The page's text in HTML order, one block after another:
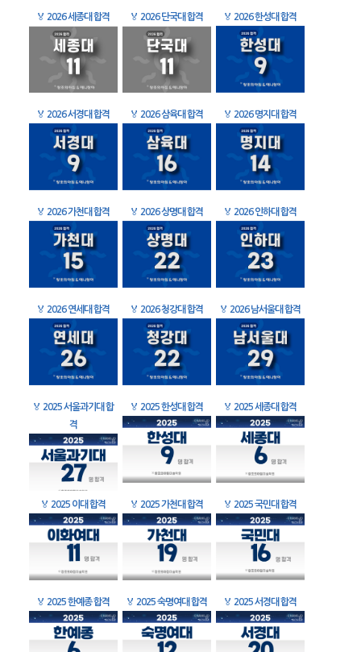
🏅 2026 세종대 합격 🏅 2026 단국대 합격 🏅 2026 한성대 합격
🏅 2026 서경대 합격 🏅 2026 삼육대 합격 🏅 2026 명지대 합격
🏅 2026 가천대 합격 🏅 2026 상명대 합격 🏅 2026 인하대 합격
🏅 2026 연세대 합격 🏅 2026 청강대 합격 🏅 2026 남서울대 합격
🏅 2025 서울과기대 합
격
🏅 2025 한성대 합격 🏅 2025 세종대 합격
🏅 2025 이대 합격 🏅 2025 가천대 합격 🏅 2025 국민대 합격
🏅 2025 한예종 합격 🏅 2025 숙명여대 합격 🏅 2025 서경대 합격